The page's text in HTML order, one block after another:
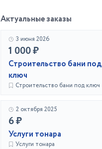
Актуальные заказы
3 июня 2026
1 000 ₽
Строительство бани под
ключ
Строительство бани под ключ
2 октября 2025
6 ₽
Услуги тонара
Услуги тонара